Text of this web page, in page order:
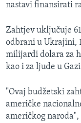
nastavi finansirati
Zahtjev uključuje
odbrani u Ukrajini,
milijardi dolara za
kao i za ljude u
"Ovaj budžetski
američke
američkog